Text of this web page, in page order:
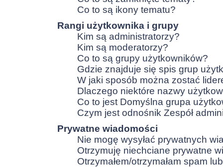
Co to są ikony tematu?
Rangi użytkownika i grupy
Kim są administratorzy?
Kim są moderatorzy?
Co to są grupy użytkowników?
Gdzie znajduje się spis grup
W jaki sposób można zostać
Dlaczego niektóre nazwy
Co to jest Domyślna grupa
Czym jest odnośnik Zespół
Prywatne wiadomości
Nie mogę wysyłać prywatnych
Otrzymuję niechciane prywatne
Otrzymałem/otrzymałam spam